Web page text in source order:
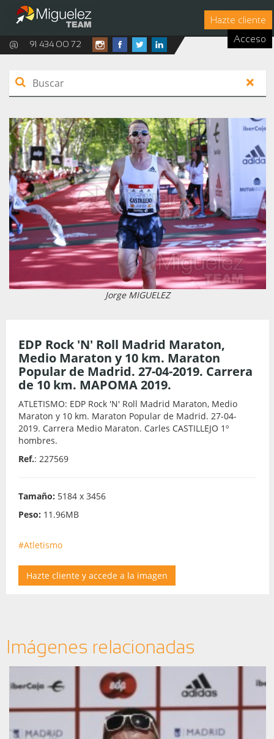
Hazte cliente
Acceso
@ 91 434 00 72
Jorge MIGUELEZ
EDP Rock 'N' Roll Madrid Maraton,
Medio Maraton y 10 km. Maraton
Popular de Madrid. 27-04-2019. Carrera
de 10 km. MAPOMA 2019.
ATLETISMO: EDP Rock 'N' Roll Madrid Maraton, Medio
Maraton y 10 km. Maraton Popular de Madrid. 27-04-
2019. Carrera Medio Maraton. Carles CASTILLEJO 1º
hombres.
Ref.: 227569
Tamaño: 5184 x 3456
Peso: 11.96MB
#Atletismo
Hazte cliente y accede a la imagen
Imágenes relacionadas